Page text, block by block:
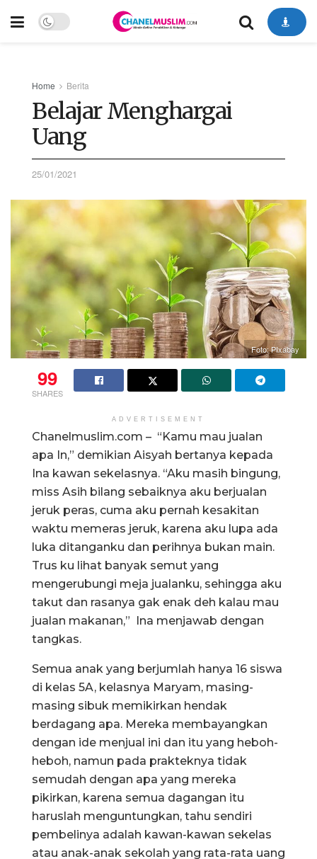
Home Berita
Belajar Menghargai
Uang
25/01/2021
Foto: PIxabay
99
SHARES
ADVERTISEMENT
Chanelmuslim.com – “Kamu mau jualan
apa In,” demikian Aisyah bertanya kepada
Ina kawan sekelasnya. “Aku masih bingung,
miss Asih bilang sebaiknya aku berjualan
jeruk peras, cuma aku pernah kesakitan
waktu memeras jeruk, karena aku lupa ada
luka ditanganku dan perihnya bukan main.
Trus ku lihat banyak semut yang
mengerubungi meja jualanku, sehingga aku
takut dan rasanya gak enak deh kalau mau
jualan makanan,” Ina menjawab dengan
tangkas.
Semua anak yang berjumlah hanya 16 siswa
di kelas 5A, kelasnya Maryam, masing-
masing sibuk memikirkan hendak
berdagang apa. Mereka membayangkan
dengan ide menjual ini dan itu yang heboh-
heboh, namun pada prakteknya tidak
semudah dengan apa yang mereka
pikirkan, karena semua dagangan itu
haruslah menguntungkan, tahu sendiri
pembelinya adalah kawan-kawan sekelas
atau anak-anak sekolah yang rata-rata uang